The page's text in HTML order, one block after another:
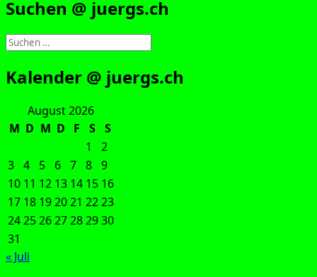
Suchen @ juergs.ch
Suchen
nach:
Kalender @ juergs.ch
August 2026
M D M D F S
S
1
2
3 4 5 6 7 8 9
10 11 12 13 14 15 16
17 18 192021 2223
24252627282930
31
« Juli